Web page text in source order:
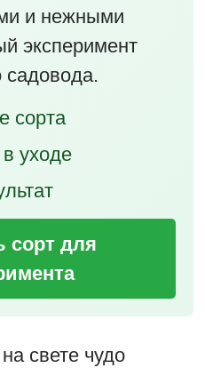
и нежными
эксперимент
садовода.
сорта
уходе
сорт для
свете чудо